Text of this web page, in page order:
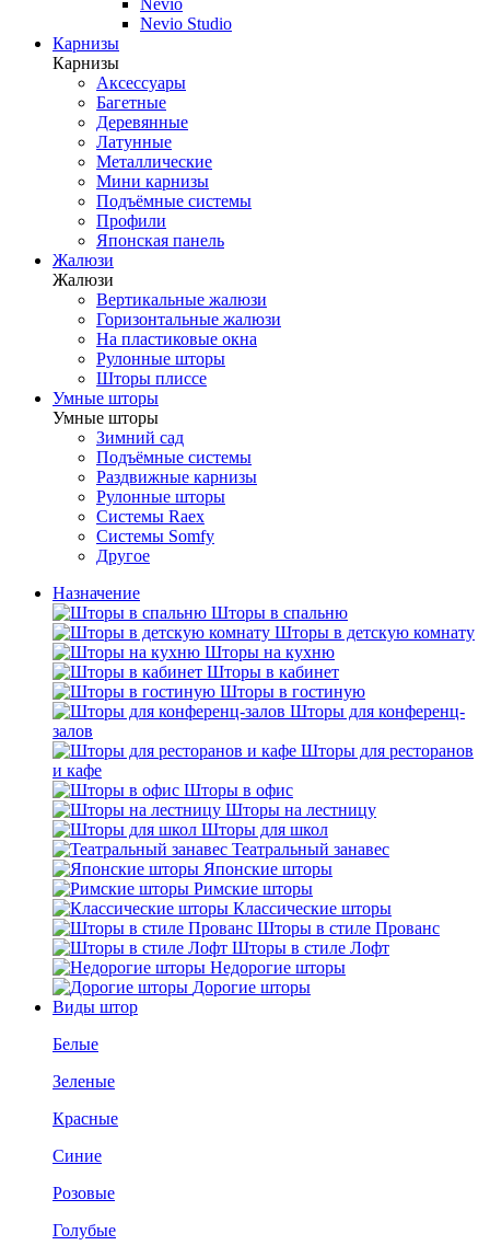
Nevio
Nevio Studio
Карнизы
Карнизы
Аксессуары
Багетные
Деревянные
Латунные
Металлические
Мини карнизы
Подъёмные системы
Профили
Японская панель
Жалюзи
Жалюзи
Вертикальные жалюзи
Горизонтальные жалюзи
На пластиковые окна
Рулонные шторы
Шторы плиссе
Умные шторы
Умные шторы
Зимний сад
Подъёмные системы
Раздвижные карнизы
Рулонные шторы
Системы Raex
Системы Somfy
Другое
Назначение
Шторы в спальню
Шторы в детскую комнату
Шторы на кухню
Шторы в кабинет
Шторы в гостиную
Шторы для конференц-
залов
Шторы для ресторанов
и кафе
Шторы в офис
Шторы на лестницу
Шторы для школ
Театральный занавес
Японские шторы
Римские шторы
Классические шторы
Шторы в стиле Прованс
Шторы в стиле Лофт
Недорогие шторы
Дорогие шторы
Виды штор
Белые
Зеленые
Красные
Синие
Розовые
Голубые